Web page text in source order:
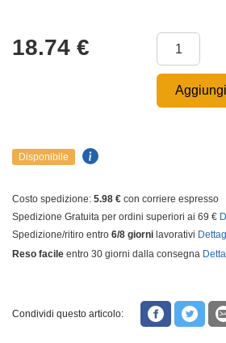
18.74 €
Disponibile
Costo spedizione: 5.98 € con corriere espresso
Spedizione Gratuita per ordini superiori ai 69 €
Spedizione/ritiro entro 6/8 giorni lavorativi
Reso facile entro 30 giorni dalla consegna
Condividi questo articolo: